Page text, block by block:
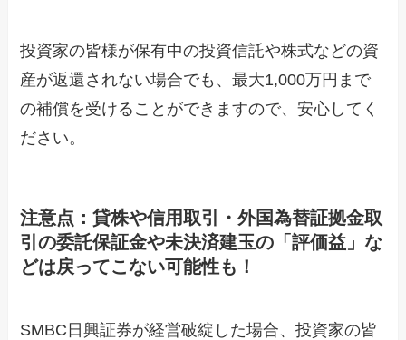
投資家の皆様が保有中の投資信託や株式などの資
産が返還されない場合でも、最大1,000万円まで
の補償を受けることができますので、安心してく
ださい。
注意点：貸株や信用取引・外国為替証拠金取
引の委託保証金や未決済建玉の「評価益」な
どは戻ってこない可能性も！
SMBC日興証券が経営破綻した場合、投資家の皆